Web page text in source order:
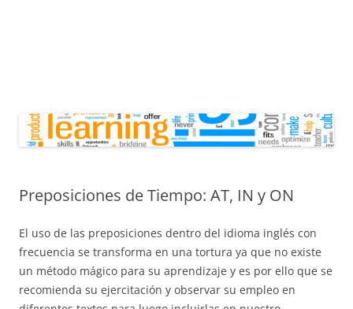
Preposiciones de Tiempo: AT, IN y ON
El uso de las preposiciones dentro del idioma inglés con
frecuencia se transforma en una tortura ya que no existe
un método mágico para su aprendizaje y es por ello que se
recomienda su ejercitación y observar su empleo en